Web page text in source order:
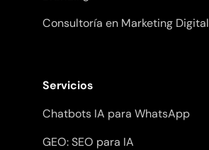
Consultoría en Marketing Digital
Servicios
Chatbots IA para WhatsApp
GEO: SEO para IA